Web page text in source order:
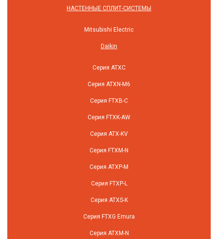
НАСТЕННЫЕ СПЛИТ-СИСТЕМЫ
Mitsubishi Electric
Daikin
Серия ATXC
Серия ATXN-M6
Серия FTXB-C
Серия FTXK-AW
Серия ATX-KV
Серия FTXM-N
Серия ATXP-M
Серия FTXP-L
Серия ATXS-K
Серия FTXG Emura
Серия ATXM-N